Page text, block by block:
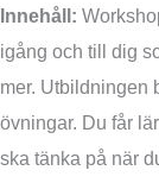
Innehåll:
igång och till dig
mer. Utbildningen
övningar. Du får
ska tänka på när